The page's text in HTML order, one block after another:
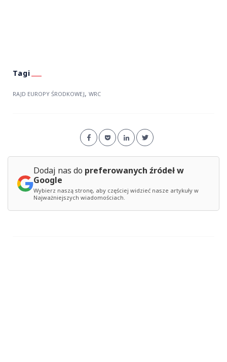
RAJD EUROPY ŚRODKOWEJ, WRC
Dodaj nas do preferowanych źródeł w
Google
Wybierz naszą stronę, aby częściej widzieć nasze artykuły w
Najważniejszych wiadomościach.